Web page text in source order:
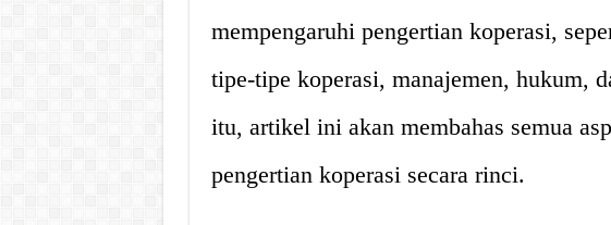
mempengaruhi pengertian koperasi,
tipe-tipe koperasi, manajemen, hukum,
itu, artikel ini akan membahas semua
pengertian koperasi secara rinci.